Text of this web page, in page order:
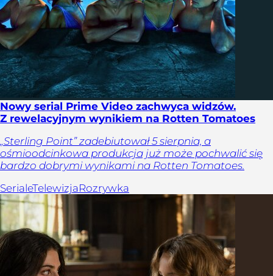
Nowy serial Prime Video zachwyca widzów.
Z rewelacyjnym wynikiem na Rotten Tomatoes
„Sterling Point” zadebiutował 5 sierpnia, a
ośmioodcinkowa produkcja już może pochwalić się
bardzo dobrymi wynikami na Rotten Tomatoes.
SerialeTelewizjaRozrywka